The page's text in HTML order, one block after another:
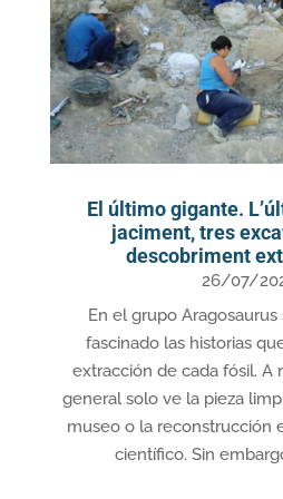
El último gigante.
jaciment, tres
descobriment
26/07/
En el grupo
fascinado las historias
extracción de cada fósil. A
general solo ve la pieza
museo o la reconstrucción
científico. Sin